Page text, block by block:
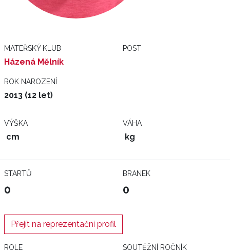
MATEŘSKÝ KLUB
Házená Mělník
POST
ROK NAROZENÍ
2013 (12 let)
VÝŠKA
cm
VÁHA
kg
STARTŮ
0
BRANEK
0
Přejít na reprezentační profil
ROLE SOUTĚŽNÍ ROČNÍK